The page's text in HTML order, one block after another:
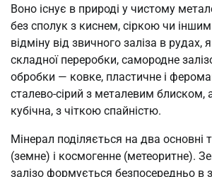
Воно існує в природі у чистому
без сполук з киснем, сіркою чи
відміну від звичного заліза в рудах,
складної переробки, самородне
обробки — ковке, пластичне і
сталево-сірий з металевим блиском,
кубічна, з чіткою спайністю.
Мінерал поділяється на два основні
(земне) і космогенне (метеоритне).
залізо формується безпосередньо в